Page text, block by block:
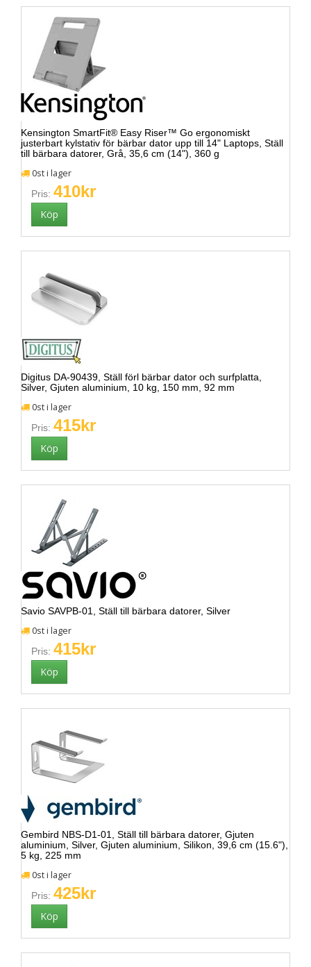
Kensington SmartFit® Easy Riser™ Go ergonomiskt
justerbart kylstativ för bärbar dator upp till 14" Laptops, Ställ
till bärbara datorer, Grå, 35,6 cm (14"), 360 g
0st i lager
Pris: 410kr
Digitus DA-90439, Ställ förl bärbar dator och surfplatta,
Silver, Gjuten aluminium, 10 kg, 150 mm, 92 mm
0st i lager
Pris: 415kr
Savio SAVPB-01, Ställ till bärbara datorer, Silver
0st i lager
Pris: 415kr
Gembird NBS-D1-01, Ställ till bärbara datorer, Gjuten
aluminium, Silver, Gjuten aluminium, Silikon, 39,6 cm (15.6"),
5 kg, 225 mm
0st i lager
Pris: 425kr